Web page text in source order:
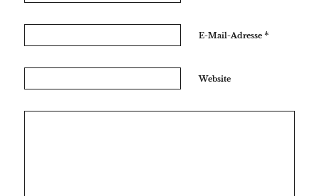
E-Mail-Adresse *
Website